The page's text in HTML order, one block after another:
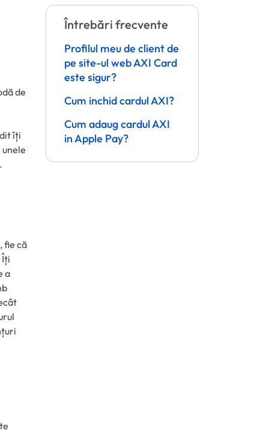
de
îți
fie că
Îți
a
Întrebări frecvente
Profilul meu de client de
pe site-ul web AXI Card
este sigur?
Cum inchid cardul AXI?
Cum adaug cardul AXI
in Apple Pay?